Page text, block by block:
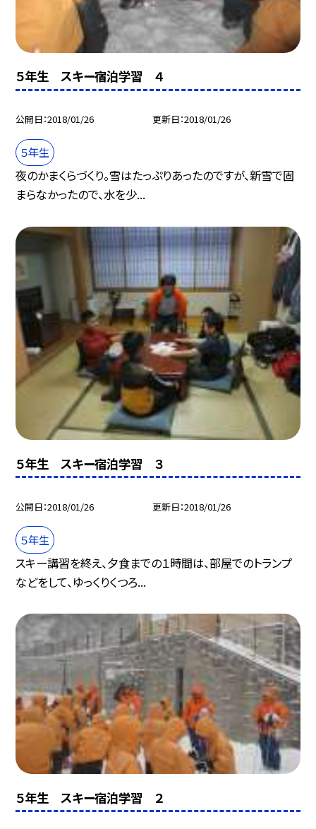
５年生 スキー宿泊学習 ４
公開日 2018/01/26 更新日 2018/01/26
５年生
夜のかまくらづくり。雪はたっぷりあったのですが、新雪で固
まらなかったので、水を少...
５年生 スキー宿泊学習 ３
公開日 2018/01/26 更新日 2018/01/26
５年生
スキー講習を終え、夕食までの１時間は、部屋でのトランプ
などをして、ゆっくりくつろ...
５年生 スキー宿泊学習 ２